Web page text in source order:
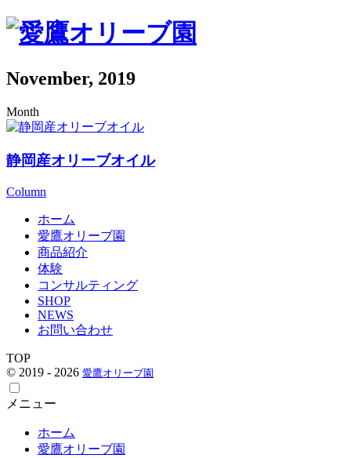
November, 2019
Month
静岡産オリーブオイル
Column
ホーム
愛鷹オリーブ園
商品紹介
体験
コンサルティング
SHOP
NEWS
お問い合わせ
TOP
© 2019 - 2026 愛鷹オリーブ園
メニュー
ホーム
愛鷹オリーブ園